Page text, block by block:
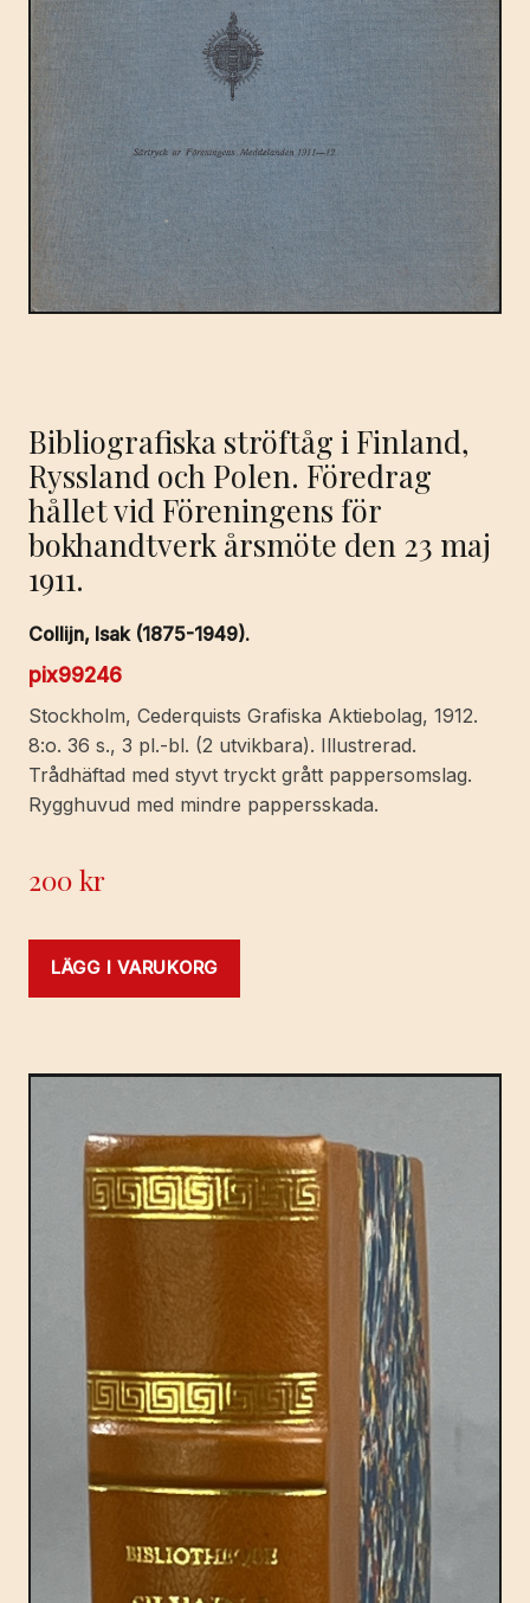
Bibliografiska ströftåg i Finland,
Ryssland och Polen. Föredrag
hållet vid Föreningens för
bokhandtverk årsmöte den 23 maj
1911.
Collijn, Isak (1875-1949).
pix99246
Stockholm, Cederquists Grafiska Aktiebolag, 1912.
8:o. 36 s., 3 pl.-bl. (2 utvikbara). Illustrerad.
Trådhäftad med styvt tryckt grått pappersomslag.
Rygghuvud med mindre pappersskada.
200kr
LÄGG I VARUKORG